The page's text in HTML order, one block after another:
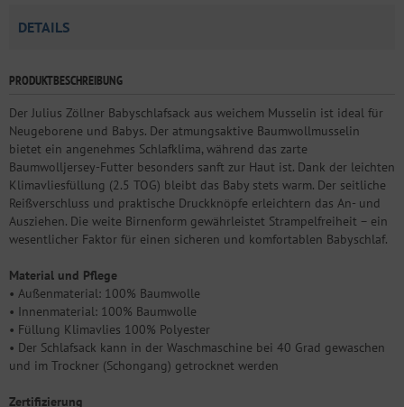
DETAILS
PRODUKTBESCHREIBUNG
Der Julius Zöllner Babyschlafsack aus weichem Musselin ist ideal für
Neugeborene und Babys. Der atmungsaktive Baumwollmusselin
bietet ein angenehmes Schlafklima, während das zarte
Baumwolljersey-Futter besonders sanft zur Haut ist. Dank der leichten
Klimavliesfüllung (2.5 TOG) bleibt das Baby stets warm. Der seitliche
Reißverschluss und praktische Druckknöpfe erleichtern das An- und
Ausziehen. Die weite Birnenform gewährleistet Strampelfreiheit – ein
wesentlicher Faktor für einen sicheren und komfortablen Babyschlaf.
Material und Pflege
• Außenmaterial: 100% Baumwolle
• Innenmaterial: 100% Baumwolle
• Füllung Klimavlies 100% Polyester
• Der Schlafsack kann in der Waschmaschine bei 40 Grad gewaschen
und im Trockner (Schongang) getrocknet werden
Zertifizierung